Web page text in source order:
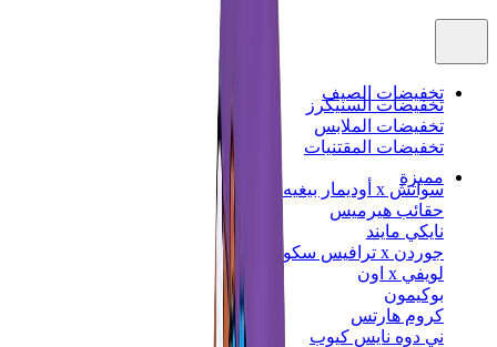
تخفيضات الصيف
تخفيضات السنيكرز
تخفيضات الملابس
تخفيضات المقتنيات
مميزة
سواتش x أوديمار بيغيه
حقائب هيرميس
نايكي مايند
جوردن x ترافيس سكوت
لويفي x اون
بوكيمون
كروم هارتس
ني دوه نايس كيوب